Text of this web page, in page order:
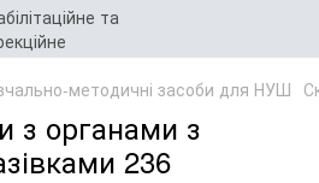
методичні засоби для НУШ
з органами з
236